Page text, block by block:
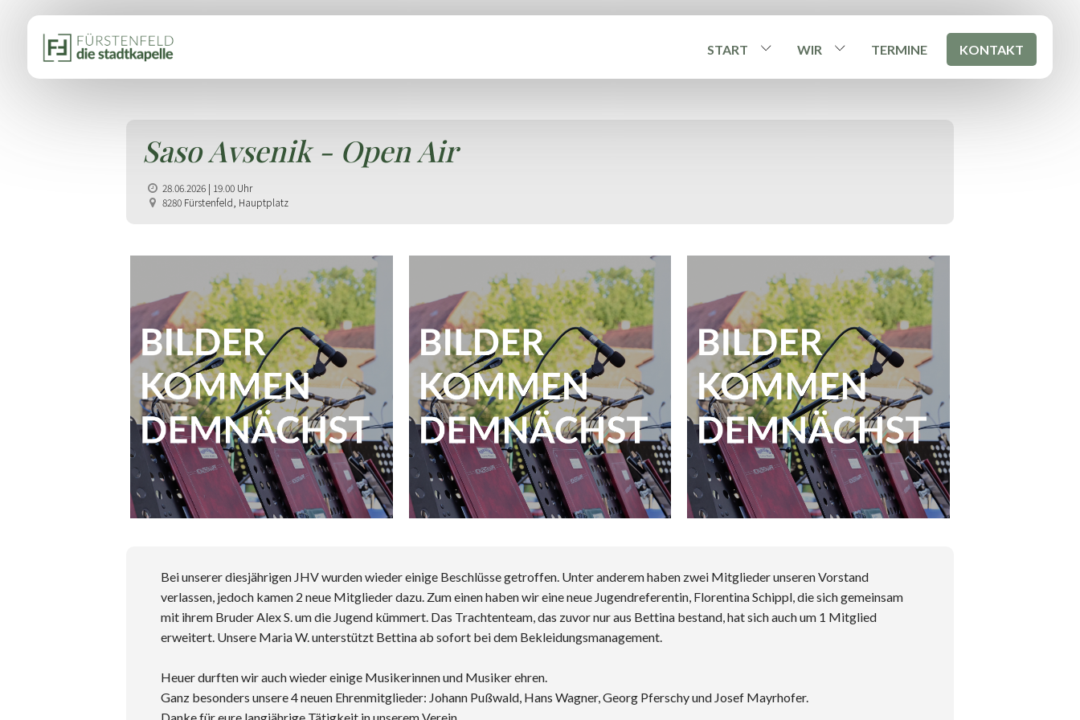
START WIR TERMINE KONTAKT
Saso Avsenik - Open Air
28.06.2026 | 19.00 Uhr
8280 Fürstenfeld, Hauptplatz
Bei unserer diesjährigen JHV wurden wieder einige Beschlüsse getroffen. Unter anderem haben zwei Mitglieder unseren Vorstand
verlassen, jedoch kamen 2 neue Mitglieder dazu. Zum einen haben wir eine neue Jugendreferentin, Florentina Schippl, die sich gemeinsam
mit ihrem Bruder Alex S. um die Jugend kümmert. Das Trachtenteam, das zuvor nur aus Bettina bestand, hat sich auch um 1 Mitglied
erweitert. Unsere Maria W. unterstützt Bettina ab sofort bei dem Bekleidungsmanagement.
Heuer durften wir auch wieder einige Musikerinnen und Musiker ehren.
Ganz besonders unsere 4 neuen Ehrenmitglieder: Johann Pußwald, Hans Wagner, Georg Pferschy und Josef Mayrhofer.
Danke für eure langjährige Tätigkeit in unserem Verein.